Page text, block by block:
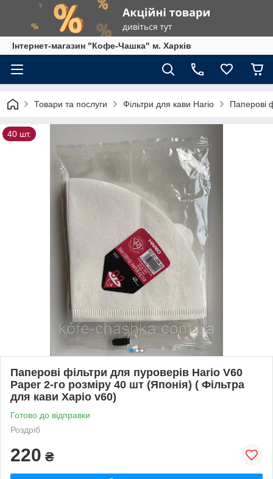
Інтернет-магазин "Кофе-Чашка" м. Харків
Товари та послуги Фільтри для кави Hario Паперові
40 шт.
Паперові фільтри для пуроверів Hario V60
Paper 2-го розміру 40 шт (Японія) ( Фільтра
для кави Харіо v60)
Готово до відправки
Роздріб
220 ₴